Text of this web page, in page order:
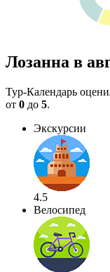
Лозанна в
Тур-Календарь
от 0 до 5.
Экскурсии
4.5
Велосипед